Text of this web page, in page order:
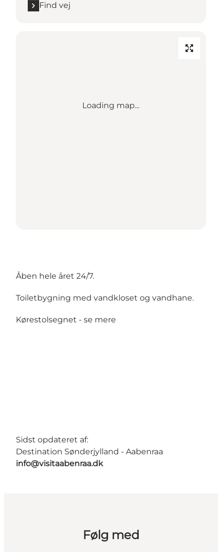
Find vej
Loading map...
Åben hele året 24/7.
Toiletbygning med vandkloset og vandhane.
Kørestolsegnet - se mere
Sidst opdateret af:
Destination Sønderjylland - Aabenraa
info@visitaabenraa.dk
Følg med